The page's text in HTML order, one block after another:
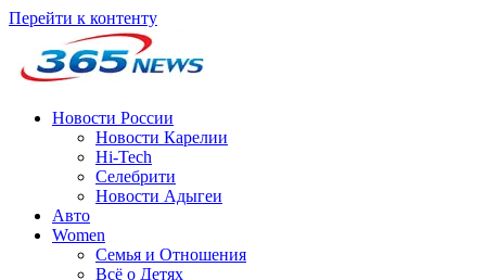
Перейти к контенту
Новости России
Новости Карелии
Hi-Tech
Селебрити
Новости Адыгеи
Авто
Women
Семья и Отношения
Всё о Детях